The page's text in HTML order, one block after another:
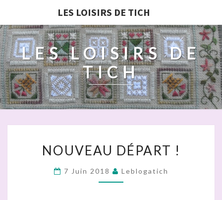
LES LOISIRS DE TICH
LES LOISIRS DE
TICH
DÉPART
NOUVEAU DÉPART !
7 Juin 2018 Leblogatich